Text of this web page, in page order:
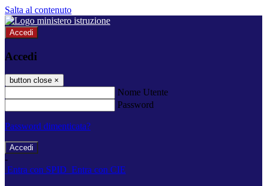
Salta al contenuto
Accedi
Accedi
button close ×
Nome Utente
Password
Password dimenticata?
-
Entra con SPID Entra con CIE